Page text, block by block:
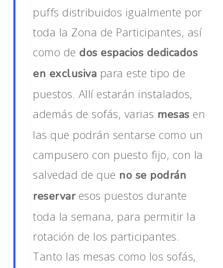
puffs distribuidos igualmente por
toda la Zona de Participantes, así
como de dos espacios dedicados
en exclusiva para este tipo de
puestos. Allí estarán instalados,
además de sofás, varias mesas en
las que podrán sentarse como un
campusero con puesto fijo, con la
salvedad de que no se podrán
reservaresos puestos durante
toda la semana, para permitir la
rotación de los participantes.
Tanto las mesas como los sofás,